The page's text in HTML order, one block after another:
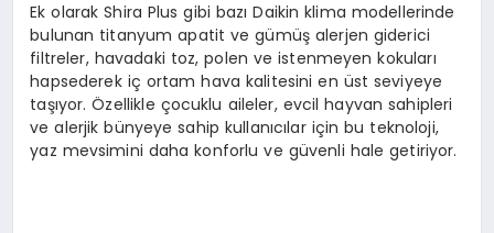
Ek olarak Shira Plus gibi bazı Daikin klima modellerinde
bulunan titanyum apatit ve gümüş alerjen giderici
filtreler, havadaki toz, polen ve istenmeyen kokuları
hapsederek iç ortam hava kalitesini en üst seviyeye
taşıyor. Özellikle çocuklu aileler, evcil hayvan sahipleri
ve alerjik bünyeye sahip kullanıcılar için bu teknoloji,
yaz mevsimini daha konforlu ve güvenli hale getiriyor.